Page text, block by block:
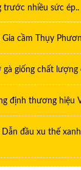
trước nhiều sức ép..
Gia cầm Thụy
giống chất lượng
định thương hiệu
Dẫn đầu xu thế